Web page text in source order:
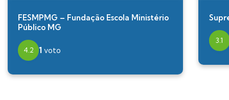
FESMPMG – Fundação Escola Ministério
Público MG
4.2 1 voto
3.1